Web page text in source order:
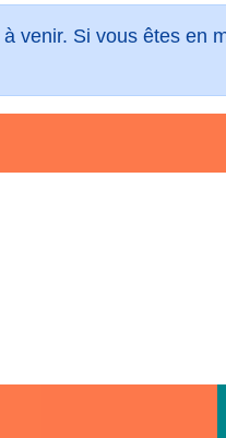
venir. Si vous êtes en